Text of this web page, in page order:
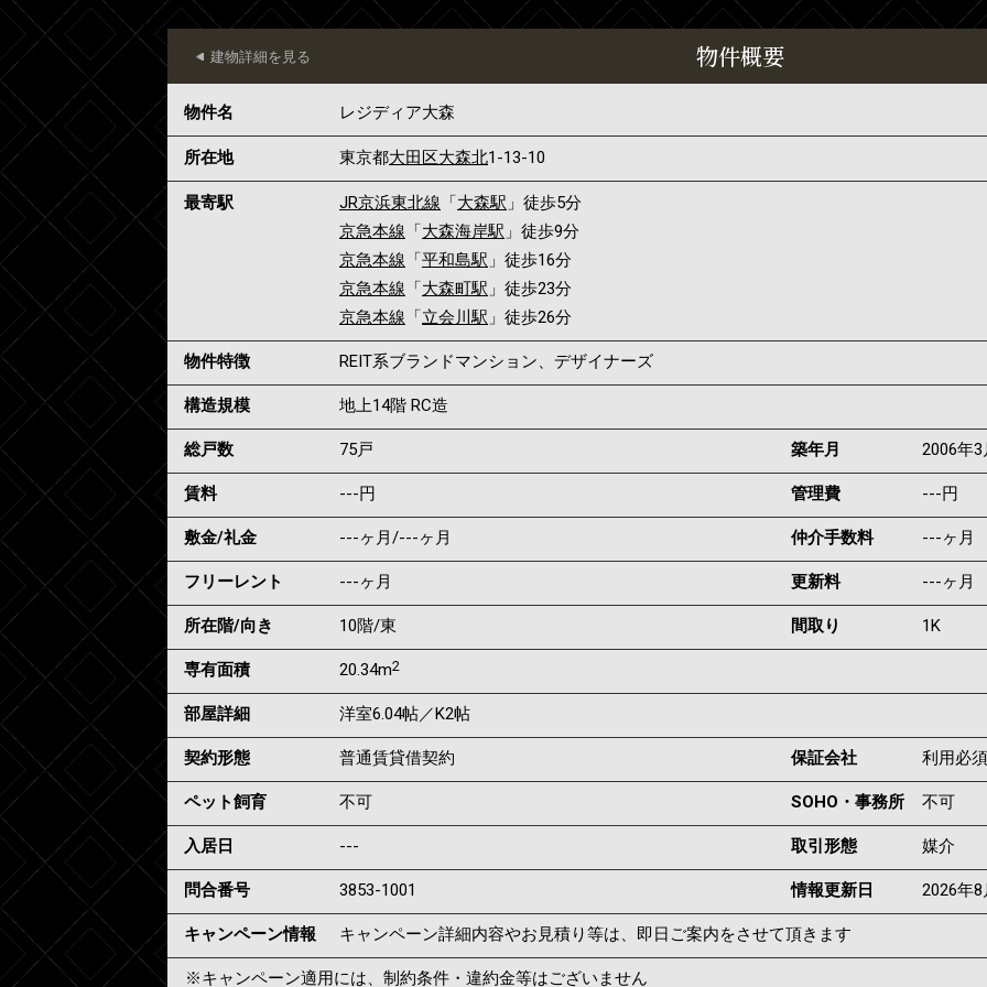
物件概要
建物詳細を見る
物件名 レジディア大森
所在地 東京都大田区大森北1-13-10
最寄駅 JR京浜東北線 「大森駅 」徒歩5分
京急本線 「大森海岸駅 」徒歩9分
京急本線 「平和島駅 」徒歩16分
京急本線 「大森町駅 」徒歩23分
京急本線 「立会川駅 」徒歩26分
物件特徴 REIT系ブランドマンション、デザイナーズ
構造規模 地上14階 RC造
総戸数 75戸 築年月 2006年3
賃料 ---円 管理費 ---円
敷金/礼金 ---ヶ月/---ヶ月 仲介手数料 ---ヶ月
フリーレント ---ヶ月 更新料 ---ヶ月
所在階/向き 10階/東 間取り 1K
専有面積 20.34m2
部屋詳細 洋室6.04帖／K2帖
契約形態 普通賃貸借契約 保証会社 利用必須
ペット飼育 不可 SOHO・事務所 不可
入居日 --- 取引形態 媒介
問合番号 3853-1001 情報更新日 2026年
キャンペーン情報 キャンペーン詳細内容やお見積り等は、即日ご案内をさせて頂きます
※キャンペーン適用には、制約条件・違約金等はございません